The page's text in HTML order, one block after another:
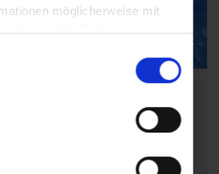
möglicherweise mit
die Sie ihnen
gesammelt haben.
SalzburgerLand Card